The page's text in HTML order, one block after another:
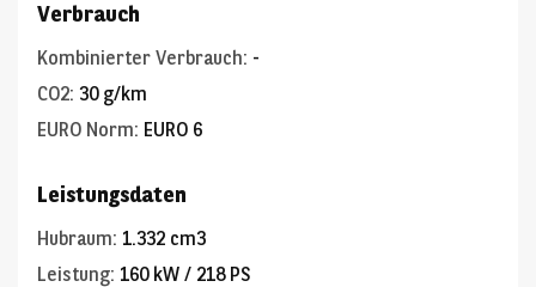
Verbrauch
Kombinierter Verbrauch: -
CO2: 30 g/km
EURO Norm: EURO 6
Leistungsdaten
Hubraum: 1.332 cm3
Leistung: 160 kW / 218 PS